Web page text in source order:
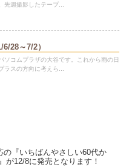
先週撮影したテープ...
28～7/2）
ソコムプラザの大谷です。これから雨の日
ラスの方向に考えら...
の『いちばんやさしい60代か
が12/8に発売となります！